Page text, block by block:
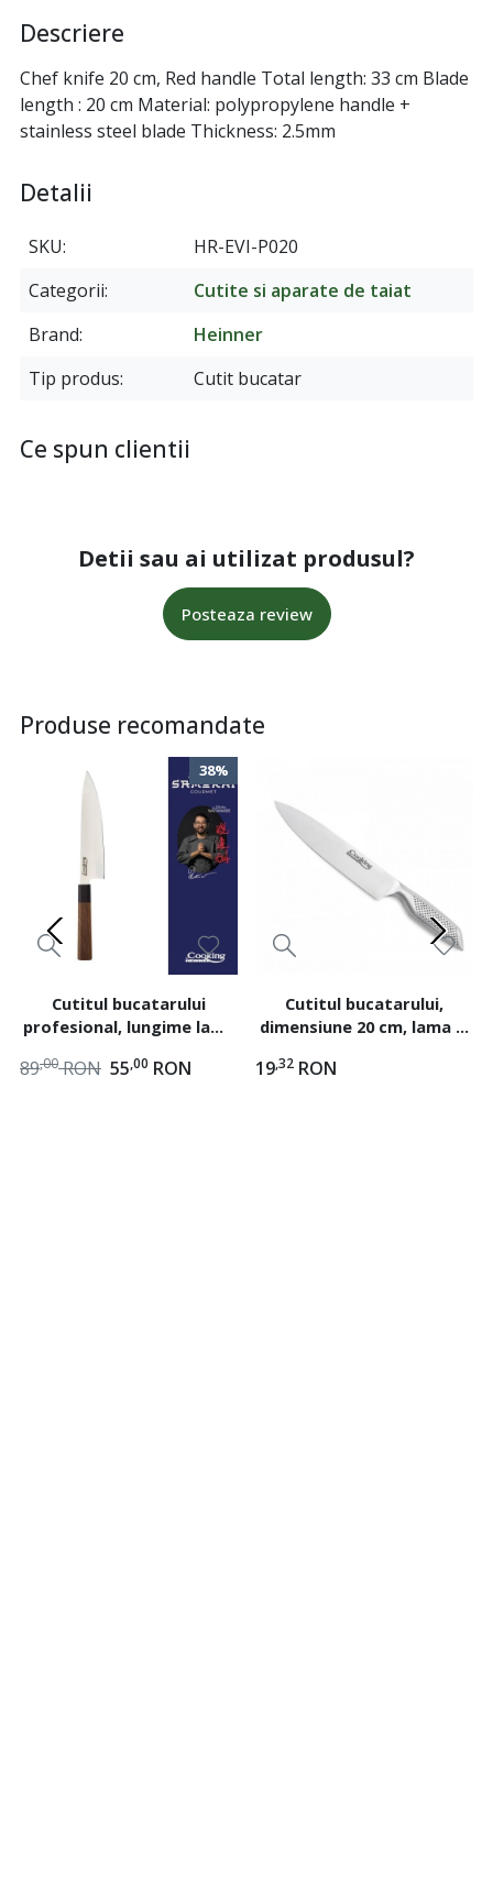
Descriere
Chef knife 20 cm, Red handle Total length: 33 cm Blade
length : 20 cm Material: polypropylene handle +
stainless steel blade Thickness: 2.5mm
Detalii
SKU
HR-EVI-P020
Categorii
Cutite si aparate de taiat
Brand
Heinner
Tip produs
Cutit bucatar
Ce spun clientii
Detii sau ai utilizat produsul?
Posteaza review
Produse recomandate
38%
Cutitul bucatarului
profesional, lungime lama
cm, by chef Rikito
55,00 RON
89,00 RON
Cutitul bucatarului,
dimensiune 20 cm, lama si
HR-YD-C20B
19,32 RON